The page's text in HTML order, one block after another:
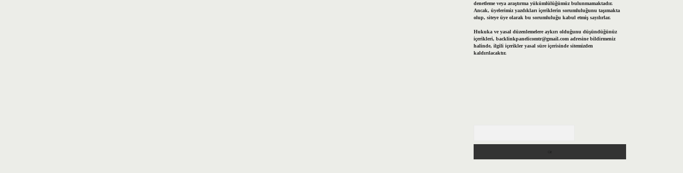
denetleme veya araştırma yükümlülüğümüz bulunmamaktadır.
Ancak, üyelerimiz yazdıkları içeriklerin sorumluluğunu taşımakta
olup, siteye üye olarak bu sorumluluğu kabul etmiş sayılırlar.
Hukuka ve yasal düzenlemelere aykırı olduğunu düşündüğünüz
içerikleri, backlinkpanelicomtr@gmail.comadresine bildirmeniz
halinde, ilgili içerikler yasal süre içerisinde sitemizden
kaldırılacaktır.